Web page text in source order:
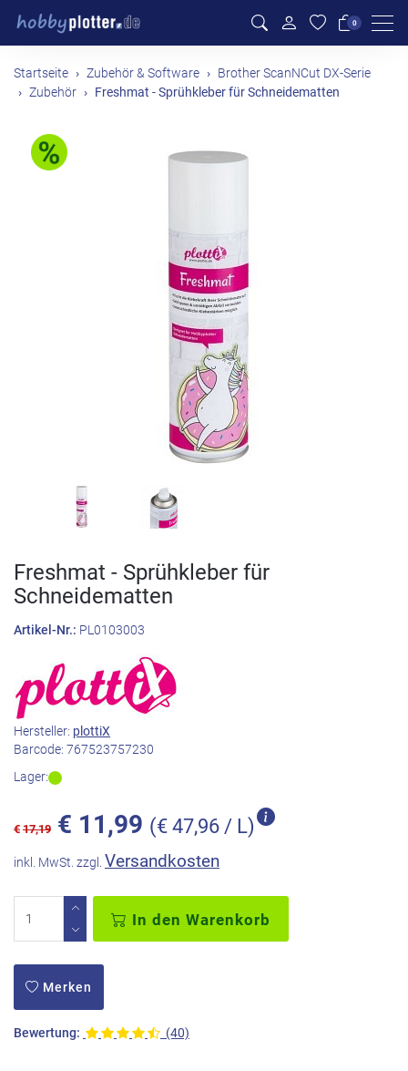
0
Startseite Zubehör & Software
Brother ScanNCut DX-Serie
Zubehör
Freshmat - Sprühkleber für Schneidematten
Freshmat - Sprühkleber für
Schneidematten
Artikel-Nr.: PL0103003
Hersteller: plottiX
Barcode: 767523757230
Lager:
€ 17,19 € 11,99 (€ 47,96 / L)
inkl. MwSt. zzgl. Versandkosten
In den Warenkorb
Merken
Bewertung: (40)